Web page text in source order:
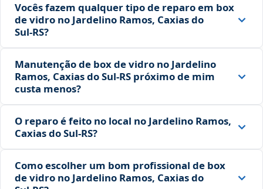
Vocês fazem qualquer tipo de reparo em box
de vidro no Jardelino Ramos, Caxias do
Sul‑RS?
Manutenção de box de vidro no Jardelino
Ramos, Caxias do Sul‑RS próximo de mim
custa menos?
O reparo é feito no local no Jardelino Ramos,
Caxias do Sul‑RS?
Como escolher um bom profissional de box
de vidro no Jardelino Ramos, Caxias do